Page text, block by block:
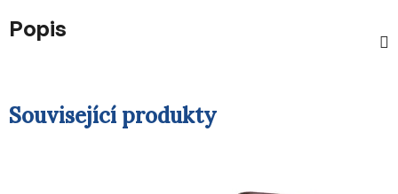
Popis
Související produkty